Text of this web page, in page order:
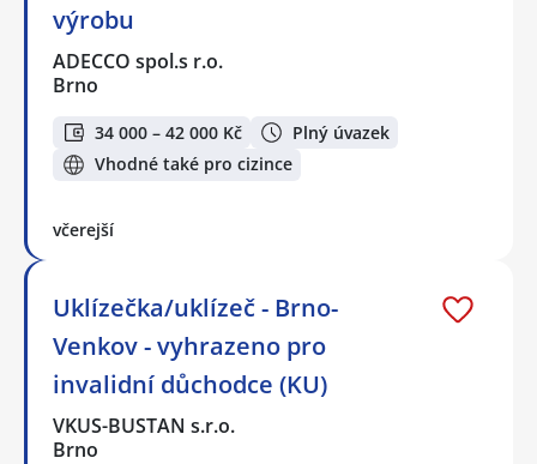
výrobu
ADECCO spol.s r.o.
Brno
34 000 – 42 000 Kč
Plný úvazek
Vhodné také pro cizince
včerejší
Uklízečka/uklízeč - Brno-
Venkov - vyhrazeno pro
invalidní důchodce (KU)
VKUS-BUSTAN s.r.o.
Brno